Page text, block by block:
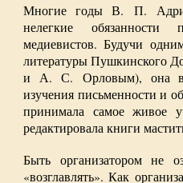
Многие годы В. П.
нелегкие обязанности
медиевистов. Будучи
литературы Пушкинского
и А. С. Орловым), она в
изучения письменности и
принимала самое живое
редактировала книги
Быть организатором не
«возглавлять». Как